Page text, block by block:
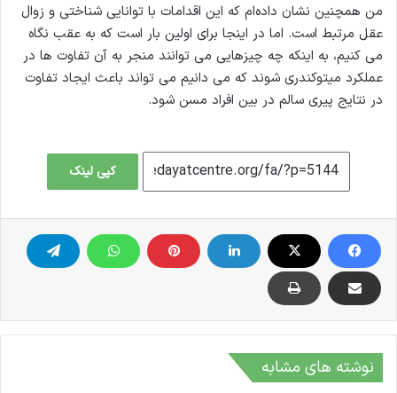
من همچنین نشان داده‌ام که این اقدامات با توانایی شناختی و زوال
عقل مرتبط است. اما در اینجا برای اولین بار است که به عقب نگاه
می کنیم، به اینکه چه چیزهایی می توانند منجر به آن تفاوت ها در
عملکرد میتوکندری شوند که می دانیم می تواند باعث ایجاد تفاوت
در نتایج پیری سالم در بین افراد مسن شود.
کپی لینک
نوشته های مشابه